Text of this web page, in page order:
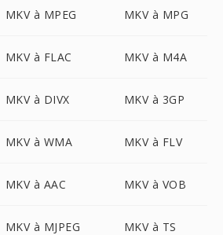
MKV à MPEG MKV à MPG
MKV à FLAC MKV à M4A
MKV à DIVX MKV à 3GP
MKV à WMA MKV à FLV
MKV à AAC MKV à VOB
MKV à MJPEG MKV à TS